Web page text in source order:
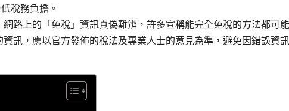
稅務負擔。
網路上的「免稅」資訊真偽難辨，許多宣稱能完全免稅的方法都可能
訊，應以官方發佈的稅法及專業人士的意見為準，避免因錯誤資訊